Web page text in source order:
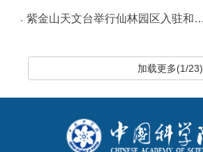
紫金山天文台举行仙林园区入驻和升旗仪式
加载更多(1/23)